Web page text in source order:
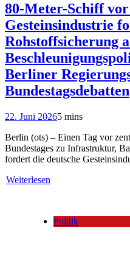
80-Meter-Schiff
Gesteinsindustrie
Rohstoffsicherung
Berliner
Bundestagsdebatten
22. Juni 20265 mins
Berlin (ots) – Einen Tag vor
Bundestages zu Infrastruktur,
fordert die deutsche
Weiterlesen
Politik